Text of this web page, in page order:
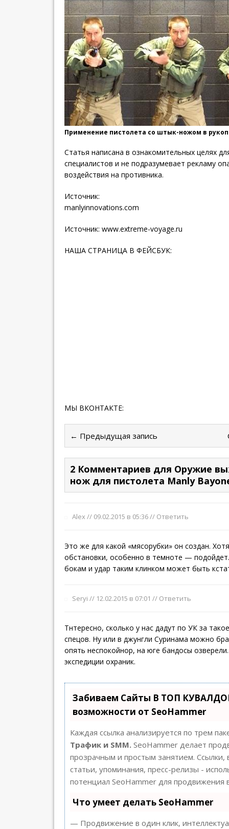
Применение пистолета со штык-ножом в
Статья написана в ознакомительных целях
специалистов и не подразумевает рекламу
воздействия на противника.
Источник:
manlyinnovations.com
Источник: www.extreme-voyage.ru
НАША СТРАНИЦА В ФЕЙСБУК:
МЫ ВКОНТАКТЕ:
← Предыдущая запись
2 Комментариев для Оружие
нож для пистолета Manly
Alex // 09.02.2015 в 05:36// Ответить
Это же для какой «мясорубки» он создан.
обстановки, особенно в темноте —
бокам и удар таким клинком может быть
Seryi // 12.02.2015 в 07:01 // Ответить
Тнтересно, сколько у нас дадут по УК за
спецов. Ну или в джунгли Суринама можно
опять неспокойнор, на юге бандосы
экспедиции охраник.
Забиваем Сайты В ТОП
возможности от SeoHammer
Каждая ссылка анализируется по трем
Трафик и SMM. SeoHammer делает
прозрачным и простым занятием. Ссылки,
статьи, упоминания, пресс-релизы -
потенциал SeoHammer для продвижения
Что умеет делать SeoHammer
— Продвижение в один клик,